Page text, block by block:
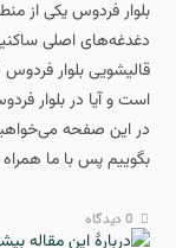
بلوار فردوس یکی از
دغدغه‌های اصلی
است و آیا در بلوار
در این صفحه
بگوییم پس با ما
0 دیدگاه